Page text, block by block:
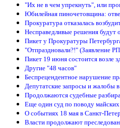
"Их не в чем упрекнуть", или
Юбилейная пиночетовщина:
Прокуратура отказалась
Несправедливые решения будут
Пикет у Прокуратуры
"Отпраздновали?!" (Заявление
Пикет 19 июня состоится возле
Другие "48 часов"
Беспрецендентное нарушение
Депутатские запросы и жалобы
Продолжаются судебные
Еще один суд по поводу
О событиях 18 мая в Санкт-
Власти продолжают